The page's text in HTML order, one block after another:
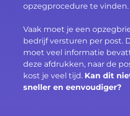
opzegprocedure te vinden.
Vaak moet je een
bedrijf versturen per post.
moet veel informatie
deze afdrukken, naar de
kost je veel tijd. Kan dit
sneller en eenvoudiger?